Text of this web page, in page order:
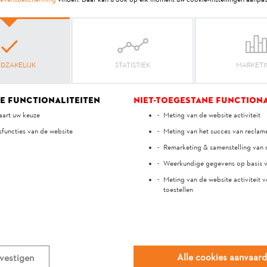
Je mening is belangrijk voor ons!
het antwoord
STATISTIEK
functionaliteiten
uw keuze
van de website
Niet-toegestane
Meting van de website activiteit
Meting van het succes van
Remarketing & samenstelling
Weerkundige gegevens op basis
Meting van de website activiteit
toestellen
Alle cookies